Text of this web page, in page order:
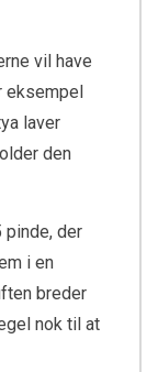
vil have
laver
den
pinde, der
i en
breder
nok til at